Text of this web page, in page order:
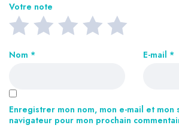
Votre note
Nom * E-mail *
Enregistrer mon nom, mon e-mail et mon
navigateur pour mon prochain